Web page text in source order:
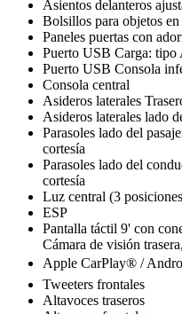
Asientos delanteros
Bolsillos para objetos en
Paneles puertas con
Puerto USB Carga: tipo
Puerto USB Consola
Consola central
Asideros laterales
Asideros laterales lado
Parasoles lado del
cortesía
Parasoles lado del
cortesía
Luz central (3
ESP
Pantalla táctil 9' con
Cámara de visión
Apple CarPlay® /
Tweeters frontales
Altavoces traseros